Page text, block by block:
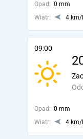
Opad: 0 mm
Wiatr:
4 km/
09:00
Opad: 0 mm
Wiatr:
4 km/